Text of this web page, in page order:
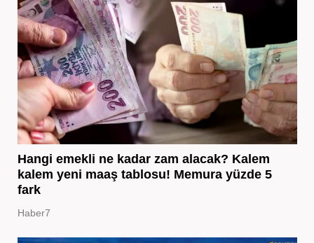
Hangi emekli ne kadar zam alacak? Kalem
kalem yeni maaş tablosu! Memura yüzde 5
fark
Haber7